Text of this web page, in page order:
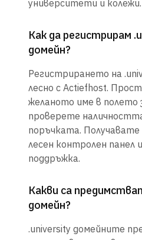
университети и колежи.
Как да регистрирам
домейн?
Регистрирането на
лесно с Actiefhost.
желаното име в полето
проверете
поръчката. Получавате
лесен контролен панел
поддръжка.
Какви са
домейн?
.university домейните